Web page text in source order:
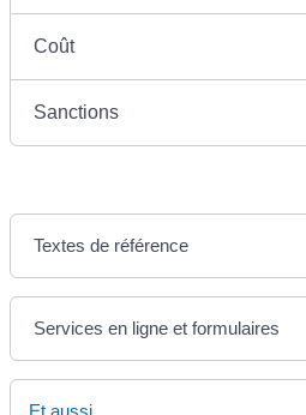
Coût
Sanctions
Textes de référence
Services en ligne et formulaires
Et aussi